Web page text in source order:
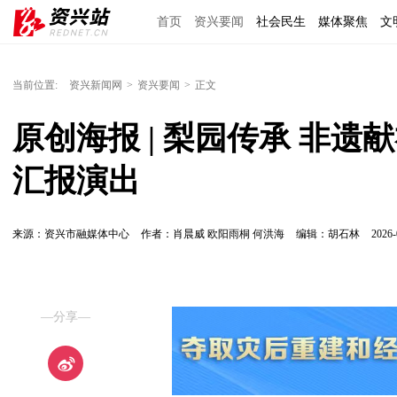
首页 资兴要闻 社会民生 媒体聚焦 文
当前位置: 资兴新闻网 > 资兴要闻 > 正文
原创海报 | 梨园传承 非遗
汇报演出
来源：资兴市融媒体中心 作者：肖晨威 欧阳雨桐 何洪海 编辑：胡石林
—分享—